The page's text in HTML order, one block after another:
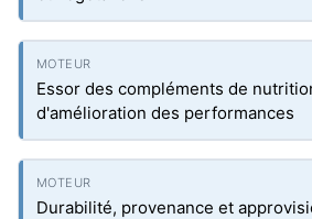
Essor des compléments de
d'amélioration des performances
Durabilité, provenance et